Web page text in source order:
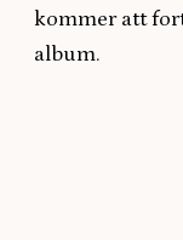
kommer att
album.